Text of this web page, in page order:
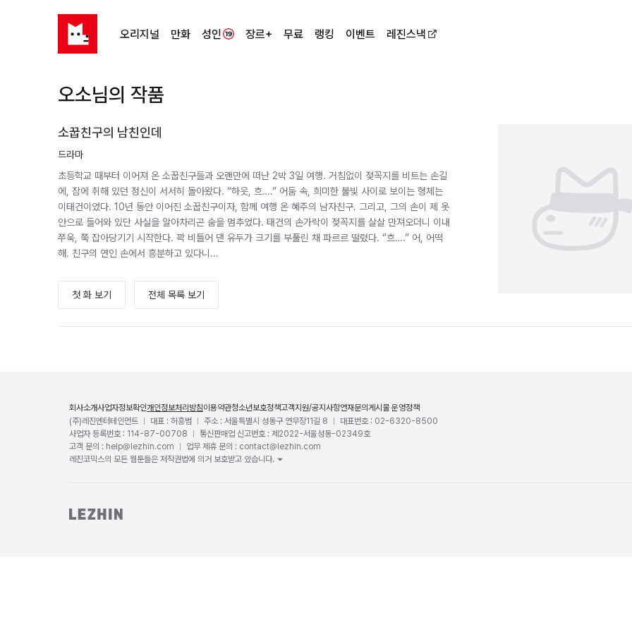
오리지널 만화 성인 장르+ 무료 랭킹 이벤트 레진스낵
오소님의 작품
소꿉친구의 남친인데
드라마
초등학교 때부터 이어져 온 소꿉친구들과 오랜만에 떠난 2박 3일 여행. 거침없이 젖꼭지를 비트는 손길
에, 잠에 취해 있던 정신이 서서히 돌아왔다. “하읏, 흐….” 어둠 속, 희미한 불빛 사이로 보이는 형체는
이태건이었다. 10년 동안 이어진 소꿉친구이자, 함께 여행 온 혜주의 남자친구. 그리고, 그의 손이 제 옷
안으로 들어와 있단 사실을 알아차리곤 숨을 멈추었다. 태건의 손가락이 젖꼭지를 살살 만져오더니 이내
쭈욱, 쭉 잡아당기기 시작한다. 꽉 비틀어 댄 유두가 크기를 부풀린 채 파르르 떨렸다. “흐….” 어, 어떡
해. 친구의 연인 손에서 흥분하고 있다니...
첫 화 보기 전체 목록 보기
회사소개사업자정보확인개인정보처리방침이용약관청소년보호정책고객지원/공지사항연재문의게시물 운영정책
(주)레진엔터테인먼트
대표 : 허흥범 주소 : 서울특별시 성동구 연무장11길 8
대표번호 : 02-6320-8500
사업자 등록번호 : 114-87-00708
통신판매업 신고번호 : 제2022-서울성동-02349호
고객 문의 : help@lezhin.com
업무 제휴 문의 : contact@lezhin.com
레진코믹스의 모든 웹툰들은 저작권법에 의거 보호받고 있습니다.